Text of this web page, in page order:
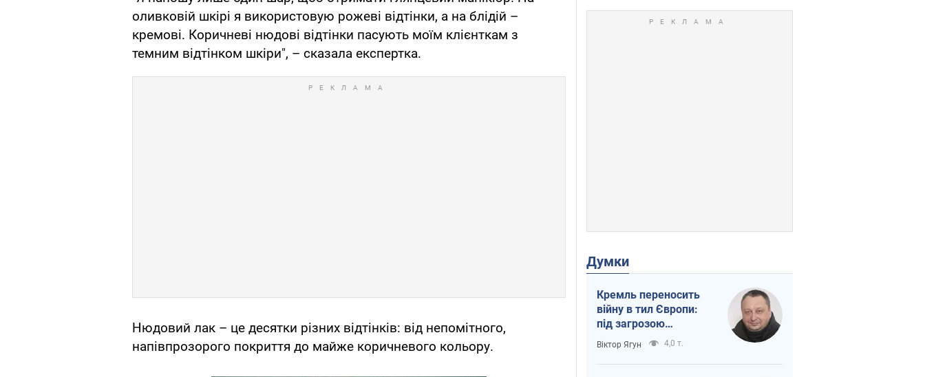
оливковій шкірі я використовую рожеві відтінки, а на блідій –
кремові. Коричневі нюдові відтінки пасують моїм клієнткам з
темним відтінком шкіри", – сказала експертка.
Нюдовий лак – це десятки різних відтінків: від непомітного,
напівпрозорого покриття до майже коричневого кольору.
Думки
Кремль переносить
війну в тил Європи:
під загрозою
критична логістика
Віктор Ягун 4,0 т.